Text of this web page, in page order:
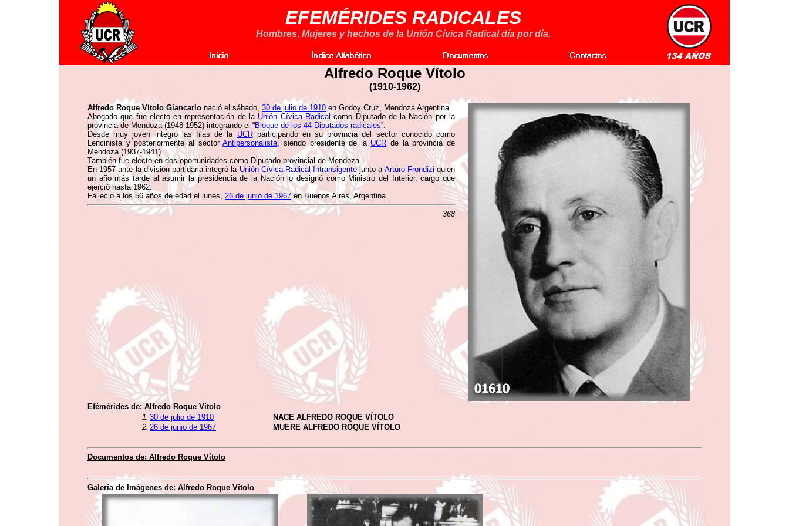
EFEMÉRIDES RADICALES
Hombres, Mujeres y hechos de la Unión Cívica Radical día por día.
Alfredo Roque Vítolo
(1910-1962)
Alfredo Roque Vítolo Giancarlo nació el sábado, 30 de julio de 1910en Godoy Cruz, Mendoza Argentina.
Abogado que fue electo en representación de la Unión Cívica Radicalcomo Diputado de la Nación por la
provincia de Mendoza (1948-1952) integrando el “Bloque de los 44 Diputados radicales”.
Desde muy joven integró las filas de la UCRparticipando en su provincia del sector conocido como
Lencinista y posteriormente al sectorAntipersonalista, siendo presidente de la UCR de la provincia de
Mendoza (1937-1941).
También fue electo en dos oportunidades como Diputado provincial de Mendoza.
En 1957 ante la división partidaria integró la Unión Cívica Radical Intransigentejunto a Arturo Frondiziquien
un año más tarde al asumir la presidencia de la Nación lo designó como Ministro del Interior, cargo que
ejerció hasta 1962.
Falleció a los 56 años de edad el lunes, 26 de junio de 1967en Buenos Aires, Argentina.
368
Efémérides de: Alfredo Roque Vítolo
1. 30 de julio de 1910
NACE ALFREDO ROQUE VÍTOLO
2. 26 de junio de 1967 MUERE ALFREDO ROQUE VÍTOLO
Documentos de: Alfredo Roque Vítolo
Galería de Imágenes de: Alfredo Roque Vítolo